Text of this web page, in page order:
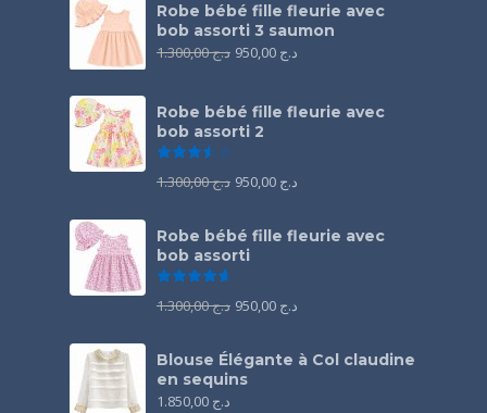
Robe bébé fille fleurie avec
bob assorti 3 saumon
د.ج1.300,00 د.ج
Robe bébé fille fleurie avec
bob assorti 2
د.ج1.300,00 د.ج
Robe bébé fille fleurie avec
bob assorti
د.ج1.300,00 د.ج
Blouse Élégante à Col claudine
en sequins
د.ج